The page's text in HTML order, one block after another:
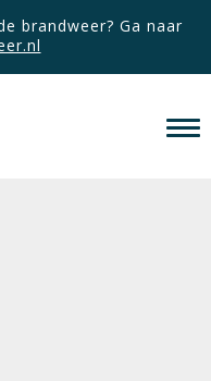
brandweer? Ga naar